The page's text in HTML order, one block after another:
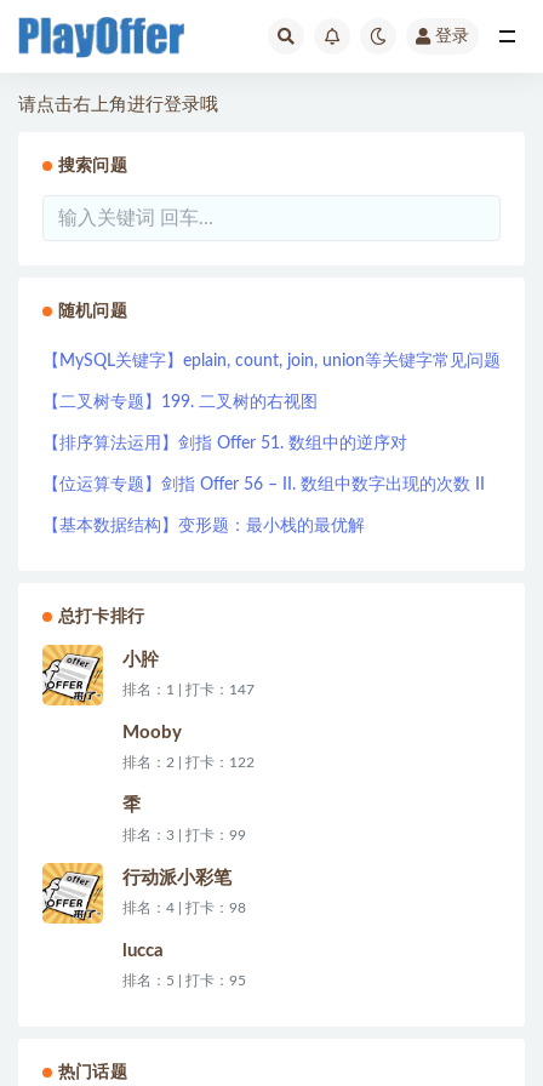
登录
请点击右上角进行登录哦
搜索问题
随机问题
【MySQL关键字】eplain, count, join, union等关键字常见问题
【二叉树专题】199. 二叉树的右视图
【排序算法运用】剑指 Offer 51. 数组中的逆序对
【位运算专题】剑指 Offer 56 – II. 数组中数字出现的次数 II
【基本数据结构】变形题：最小栈的最优解
总打卡排行
小肸
排名：1 | 打卡：147
Mooby
排名：2 | 打卡：122
秊
排名：3 | 打卡：99
行动派小彩笔
排名：4 | 打卡：98
lucca
排名：5 | 打卡：95
热门话题